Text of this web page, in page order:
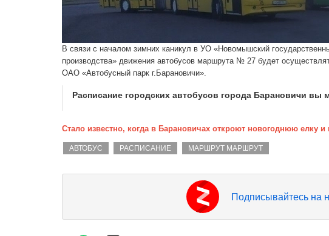
В связи с началом зимних каникул в УО «Новомышский
производства» движения автобусов маршрута № 27 будет
ОАО «Автобусный парк г.Барановичи».
Расписание городских автобусов города Барановичи вы
Стало известно, когда в Барановичах откроют новогоднюю елку и
АВТОБУС РАСПИСАНИЕ МАРШРУТ МАРШРУТ
Подписывайтесь на